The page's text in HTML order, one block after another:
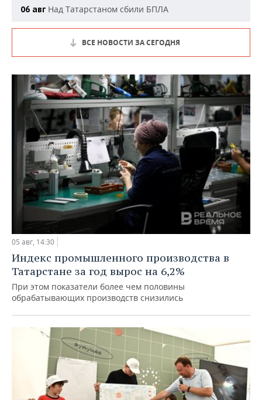
06 авг Над Татарстаном сбили БПЛА
ВСЕ НОВОСТИ ЗА СЕГОДНЯ
05 авг, 14:30
Индекс промышленного производства в
Татарстане за год вырос на 6,2%
При этом показатели более чем половины
обрабатывающих производств снизились